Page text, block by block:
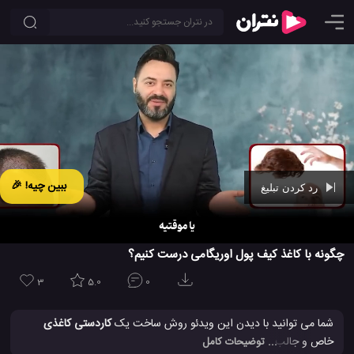
ببین چیه! 🎉 رد کردن تبلیغ
چگونه با کاغذ کیف پول اوریگامی درست کنیم؟
3 5.0 0
شما می توانید با دیدن این ویدئو روش ساخت یککاردستی کاغذی
خاص و جالب را یاد بگرید. این یک کیف کاغذی ساده است که شما نیز
... توضیحات کامل